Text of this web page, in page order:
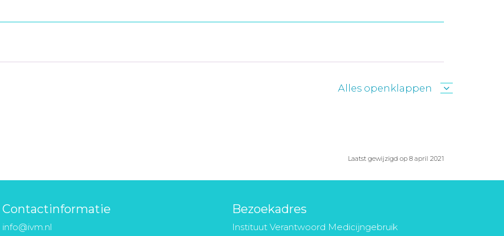
Alles openklappen
Laatst gewijzigd op 8 april 2021
Contactinformatie
info@ivm.nl
Bezoekadres
Instituut Verantwoord Medicijngebruik